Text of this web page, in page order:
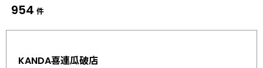
954 件
KANDA喜連瓜破店